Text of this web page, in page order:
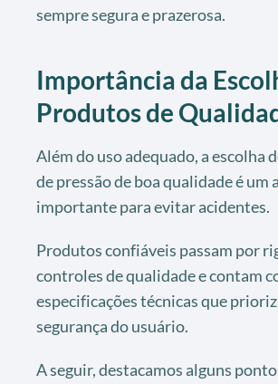
sempre segura e prazerosa.
Importância da
Produtos de
Além do uso adequado, a escolha
de pressão de boa qualidade é um
importante para evitar acidentes.
Produtos confiáveis passam por
controles de qualidade e contam
especificações técnicas que
segurança do usuário.
A seguir, destacamos alguns